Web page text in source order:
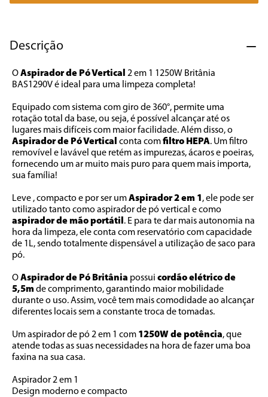
Descrição
O Aspirador de Pó Vertical 2 em 1 1250W Britânia
BAS1290V é ideal para uma limpeza completa!
Equipado com sistema com giro de 360°, permite uma
rotação total da base, ou seja, é possível alcançar até os
Aspirador de Pó Vertical conta com filtro HEPA. Um filtro
removível e lavável que retém as impurezas, ácaros e poeiras,
fornecendo um ar muito mais puro para quem mais importa,
sua família!
Leve , compacto e por ser um Aspirador 2 em 1 , ele pode ser
aspirador de mão portátil . E para te dar mais autonomia na
hora da limpeza, ele conta com reservatório com capacidade
de 1L, sendo totalmente dispensável a utilização de saco para
pó.
O Aspirador de Pó Britânia possui cordão elétrico de
5,5m de comprimento, garantindo maior mobilidade
durante o uso. Assim, você tem mais comodidade ao alcançar
diferentes locais sem a constante troca de tomadas.
Um aspirador de pó 2 em 1 com 1250W de potência, que
atende todas as suas necessidades na hora de fazer uma boa
faxina na sua casa.
Aspirador 2 em 1
Design moderno e compacto
7º caixa som
9º forno
10º ventilador